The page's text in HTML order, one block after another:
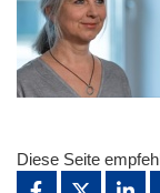
Diese Seite